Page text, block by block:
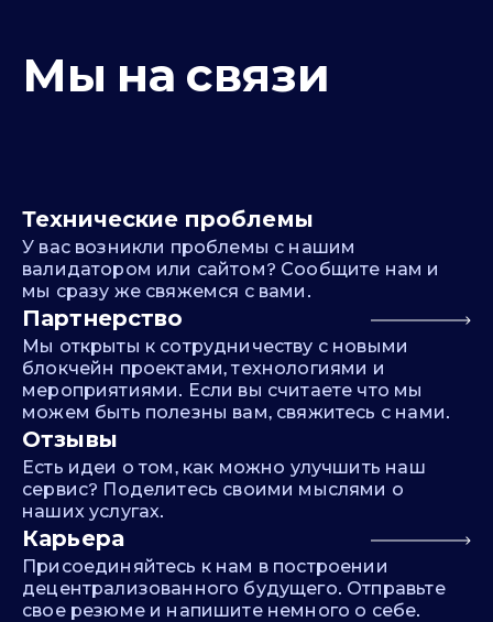
Мы на связи
Технические проблемы
У вас возникли проблемы с нашим
валидатором или сайтом? Сообщите нам и
мы сразу же свяжемся с вами.
Партнерство
Мы открыты к сотрудничеству с новыми
блокчейн проектами, технологиями и
мероприятиями. Если вы считаете что мы
можем быть полезны вам, свяжитесь с нами.
Отзывы
Есть идеи о том, как можно улучшить наш
сервис? Поделитесь своими мыслями о
наших услугах.
Карьера
Присоединяйтесь к нам в построении
децентрализованного будущего. Отправьте
свое резюме и напишите немного о себе.